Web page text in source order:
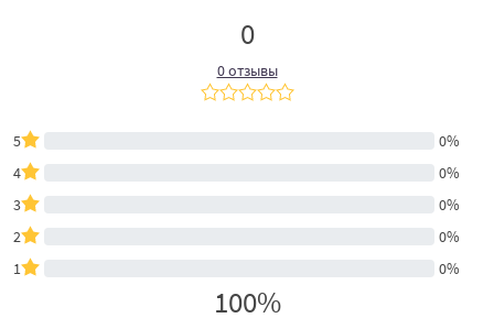
0
0 отзывы
5
0%
4
0%
3
0%
2
0%
1
0%
100%